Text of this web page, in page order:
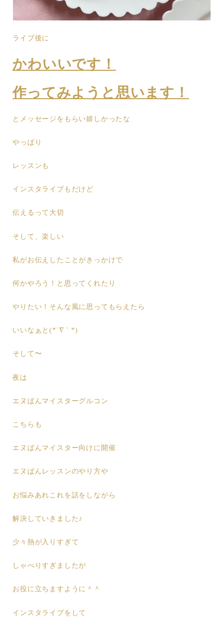
ライブ後に
かわいいです！
作ってみようと思います！
とメッセージをもらい嬉しかったな
やっぱり
レッスンも
インスタライブもだけど
伝えるって大切
そして、楽しい
私がお伝えしたことがきっかけで
何かやろう！と思ってくれたり
やりたい！そんな風に思ってもらえたら
いいなぁと(*´∇｀*)
そして〜
夜は
エヌぱんマイスターグルコン
こちらも
エヌぱんマイスター向けに開催
エヌぱんレッスンのやり方や
お悩みあれこれを話をしながら
解決していきました♪
少々熱が入りすぎて
しゃべりすぎましたが
お役に立ちますように＾＾
インスタライブをして